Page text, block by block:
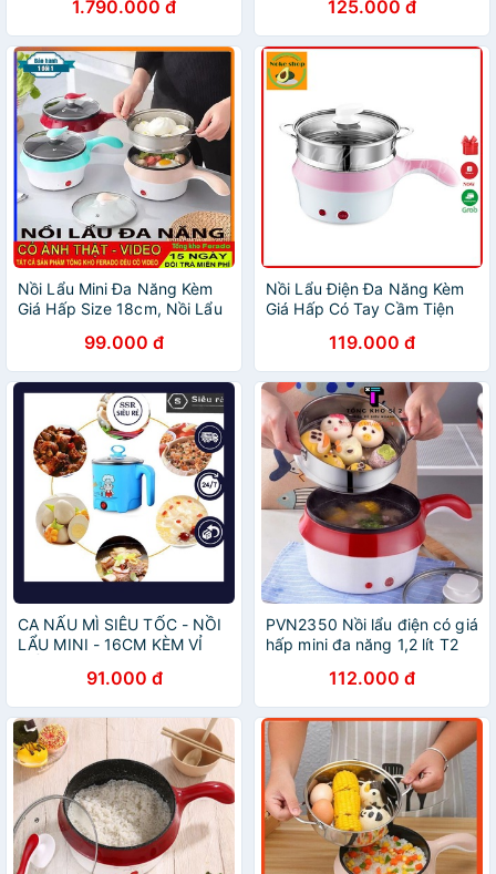
1.790.000 đ
THÀNH PHẦN CHỐNG GỈ
CAO CẤP
125.000 đ
Nồi Lẩu Mini Đa Năng Kèm
Giá Hấp Size 18cm, Nồi Lẩu
99.000 đ
Nồi Lẩu Điện Đa Năng Kèm
Giá Hấp Có Tay Cầm Tiện
Mini 2 Tầng Cao Cấp
119.000 đ
CA NẤU MÌ SIÊU TỐC - NỒI
LẨU MINI - 16CM KÈM VỈ
91.000 đ
PVN2350 Nồi lẩu điện có giá
hấp mini đa năng 1,2 lít T2
112.000 đ